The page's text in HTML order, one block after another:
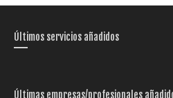
Últimos servicios añadidos
Últimas empresas/profesionales